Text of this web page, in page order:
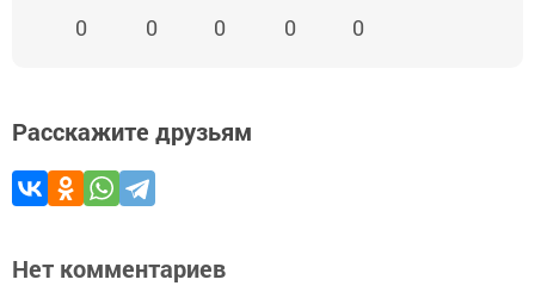
0 0 0 0 0
Расскажите друзьям
Нет комментариев